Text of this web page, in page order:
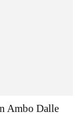
Ambo Dalle